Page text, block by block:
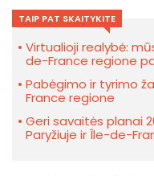
TAIP PAT SKAITYKITE
Virtualioji realybė:
de-France regione
Pabėgimo ir tyrimo
France regione
Geri savaitės planai
Paryžiuje ir Île-de-